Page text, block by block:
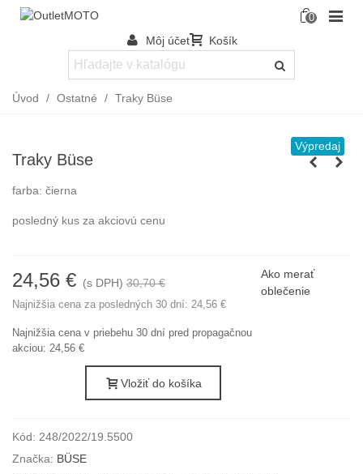
0
Môj účet Košík
Úvod / Ostatné / Traky Büse
Výpredaj
Traky Büse
farba: čierna
posledný kus za akciovú cenu
24,56 € (s DPH) 30,70 €
Najnižšia cena za posledných 30 dní: 24,56 €
Najnižšia cena v priebehu 30 dní pred propagačnou
akciou: 24,56 €
Ako merať
oblečenie
Vložiť do košíka
Kód: 248/2022/19.5500
Značka: BÜSE